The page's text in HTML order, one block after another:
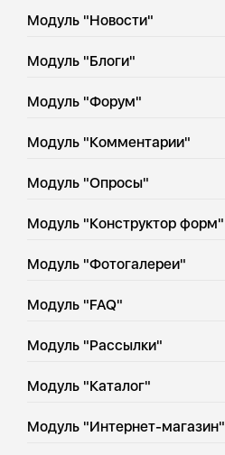
Модуль "Новости"
Модуль "Блоги"
Модуль "Форум"
Модуль "Комментарии"
Модуль "Опросы"
Модуль "Конструктор форм"
Модуль "Фотогалереи"
Модуль "FAQ"
Модуль "Рассылки"
Модуль "Каталог"
Модуль "Интернет-магазин"